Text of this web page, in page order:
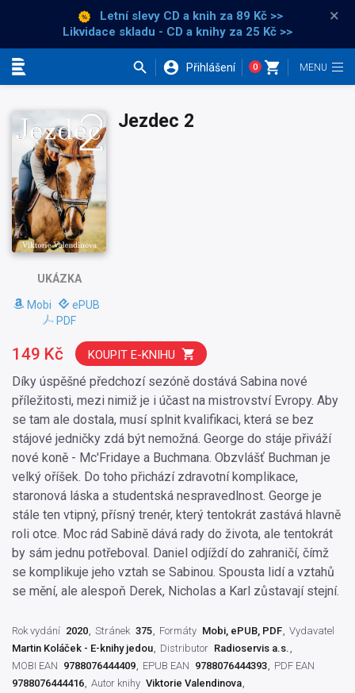
Letní slevy CD a knih za 89 Kč >>
Likvidace skladu - CD a knihy za 25 Kč >>
×
Přihlášení 0
UKÁZKA
Mobi
ePUB
PDF
Jezdec 2
Díky úspěšné předchozí sezóně dostává Sabina nové
příležitosti, mezi nimiž je i účast na mistrovství Evropy. Aby
se tam ale dostala, musí splnit kvalifikaci, která se bez
stájové jedničky zdá být nemožná. George do stáje přiváží
nové koně - Mc'Fridaye a Buchmana. Obzvlášť Buchman je
velký oříšek. Do toho přichází zdravotní komplikace,
staronová láska a studentská nespravedlnost. George je
stále ten vtipný, přísný trenér, který tentokrát zastává hlavně
roli otce. Moc rád Sabině dává rady do života, ale tentokrát
by sám jednu potřeboval. Daniel odjíždí do zahraničí, čímž
se komplikuje jeho vztah se Sabinou. Spousta lidí a vztahů
se mění, ale alespoň Derek, Nicholas a Karl zůstavají stejní.
149 Kč KOUPIT E-KNIHU
Rok vydání 2020 Stránek 375 Formáty Mobi, ePUB, PDF Vydavatel
Martin Koláček - E-knihy jedou
Distributor Radioservis a.s.
MOBI EAN 9788076444409 EPUB EAN 9788076444393
PDF EAN
9788076444416 Autor knihy Viktorie Valendinova